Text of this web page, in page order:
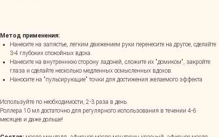
Метод применения:
Нанесите на запястье, легким движением руки перенесите на другое, сделайте
3-4 глубоких спокойных вдоха.
Нанесите на внутреннюю сторону ладоней, сложите их "домиком", закройте
глаза и сделайте несколько медленных осмысленных вдохов.
Наносите на "пульсирующие" точки для достижения желаемого эффекта
Используйте по необходимости, 2-3 раза в день.
Роллера 10 мл достаточно для регулярного использования в течении 4-6
месяцев и даже дольше!